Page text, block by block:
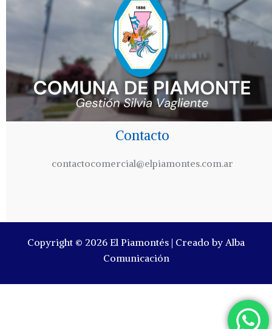
Contacto
contactocomercial@elpiamontes.com.ar
Copyright © 2026 El Piamontés | Creado by Alba
Comunicación